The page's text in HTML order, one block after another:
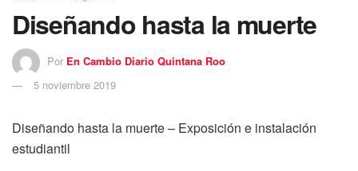
Diseñando hasta la muerte
Por En Cambio Diario Quintana Roo
5 noviembre 2019
Diseñando hasta la muerte – Exposición e instalación
estudiantil